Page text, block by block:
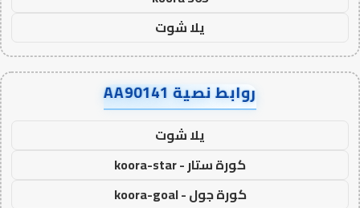
يلا شوت
روابط نصية AA90141
يلا شوت
كورة ستار - koora-star
كورة جول - koora-goal